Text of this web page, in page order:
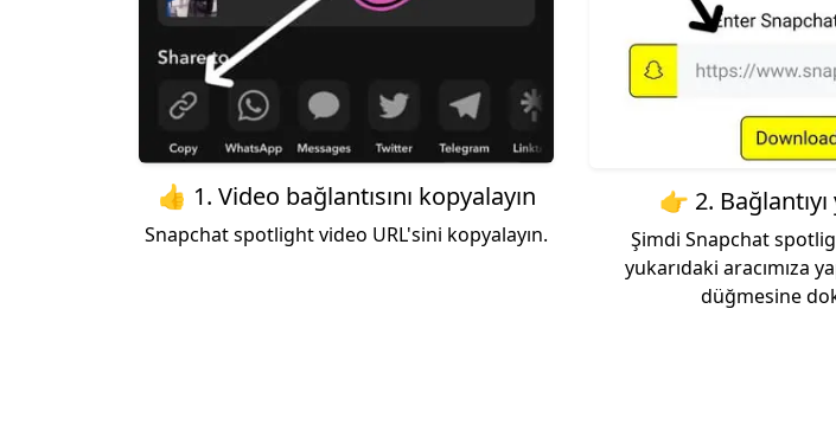
👍 1. Video bağlantısını kopyalayın
Snapchat spotlight video URL'sini kopyalayın.
👉 2. Bağlantıyı
Şimdi Snapchat
yukarıdaki aracımıza
düğmesine